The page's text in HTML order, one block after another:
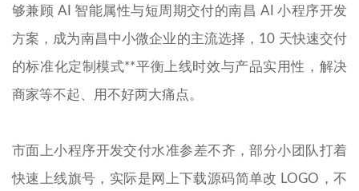
够兼顾 AI 智能属性与短周期交付的南昌 AI 小程序开发
方案，成为南昌中小微企业的主流选择，10 天快速交付
的标准化定制模式**平衡上线时效与产品实用性，解决
商家等不起、用不好两大痛点。
市面上小程序开发交付水准参差不齐，部分小团队打着
快速上线旗号，实际是网上下载源码简单改 LOGO，不